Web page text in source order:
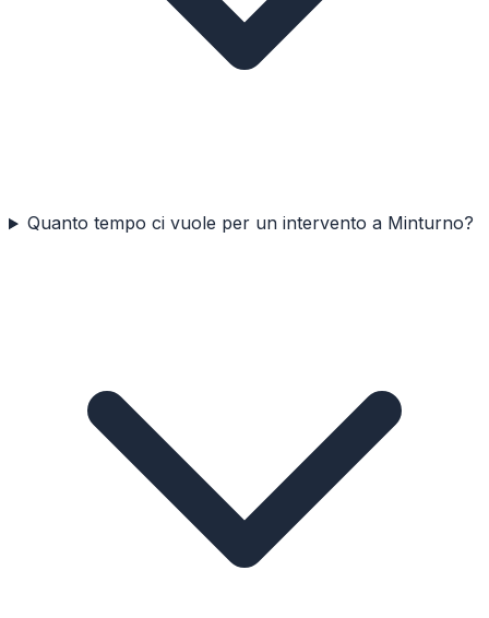
Quanto tempo ci vuole per un intervento a Minturno?